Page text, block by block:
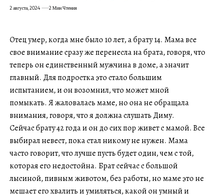
2 августа, 2024 2 Мин Чтения
Отец умер, когда мне было 10 лет, а брату 14. Мама все
свое внимание сразу же перенесла на брата, говоря, что
теперь он единственный мужчина в доме, а значит
главный. Для подростка это стало большим
испытанием, и он возомнил, что может мной
помыкать. Я жаловалась маме, но она не обращала
внимания, говоря, что я должна слушать Диму.
Сейчас брату 42 года и он до сих пор живет с мамой. Все
выбирал невест, пока стал никому не нужен. Мама
часто говорит, что лучше пусть будет один, чем с той,
которая его недостойна. Брат сейчас с большой
лысиной, пивным животом, без работы, но маме это не
мешает его хвалить и умиляться, какой он умный и